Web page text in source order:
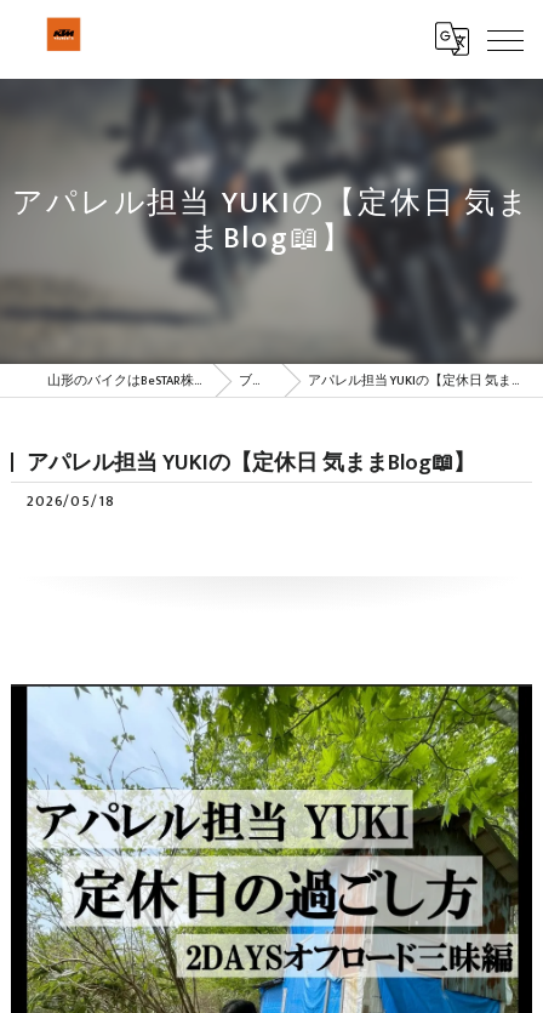
アパレル担当 YUKIの【定休日 気ま
まBlog📖】
山形のバイクはBeSTAR株式会社 ブログ アパレル担当 YUKIの【定休日 気ままBlog📖】
アパレル担当 YUKIの【定休日 気ままBlog📖】
2026/05/18